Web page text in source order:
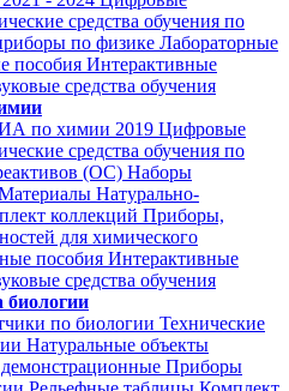
средства обучения по
по физике Лабораторные
пособия Интерактивные
средства обучения
по химии 2019 Цифровые
средства обучения по
(ОС) Наборы
Натурально-
коллекций Приборы,
для химического
пособия Интерактивные
средства обучения
биологии
по биологии Технические
Натуральные объекты
Приборы